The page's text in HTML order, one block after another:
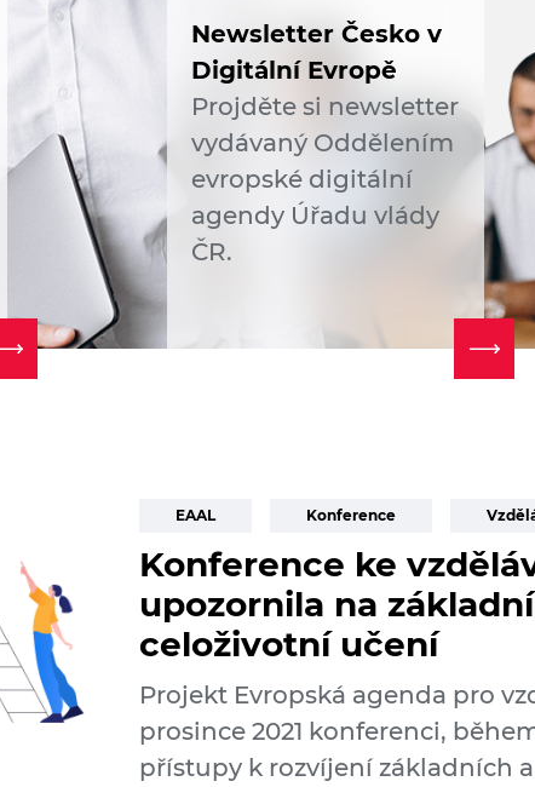
Newsletter Česko v
Digitální Evropě
Projděte si newsletter
vydávaný Oddělením
evropské digitální
agendy Úřadu vlády
ČR.
EAAL Konference
Konference ke
upozornila na
celoživotní učení
Projekt Evropská agenda pro
prosince 2021 konferenci,
přístupy k rozvíjení základních